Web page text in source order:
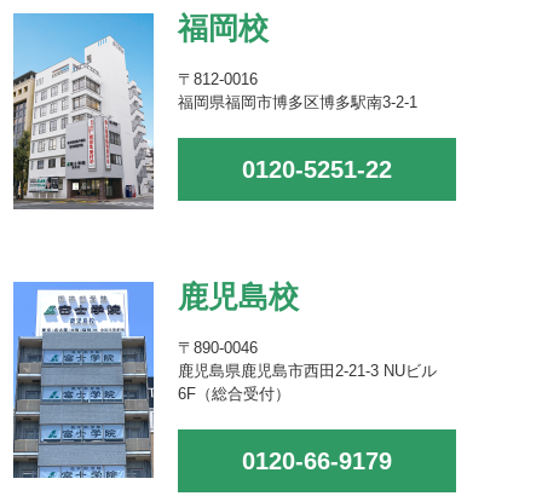
福岡校
〒812-0016
福岡県福岡市博多区博多駅南3-2-1
0120-5251-22
鹿児島校
〒890-0046
鹿児島県鹿児島市西田2-21-3 NUビル
6F（総合受付）
0120-66-9179